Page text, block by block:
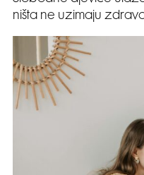
ništa ne uzimaju